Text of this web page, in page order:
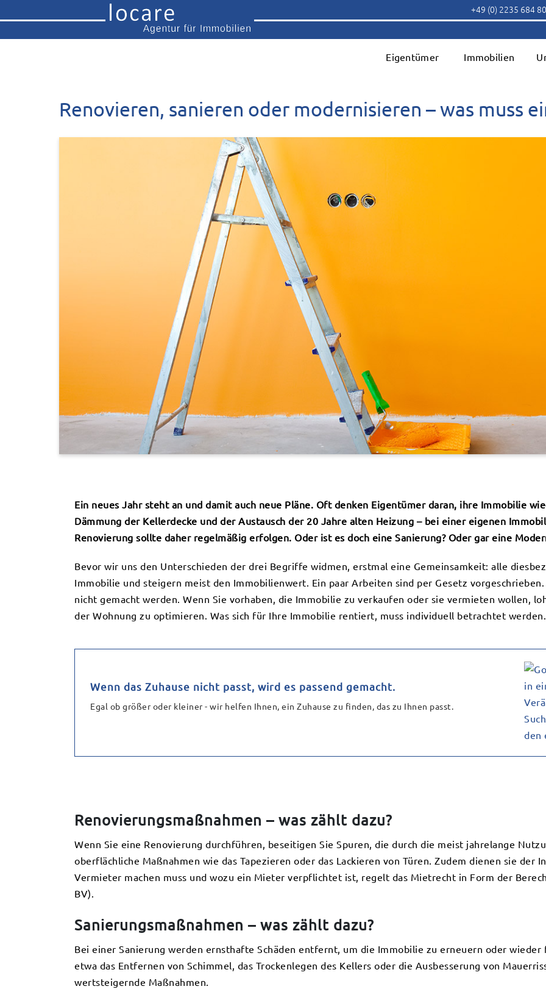
+49 (0) 2235 684
Eigentümer Immobilien
Renovieren, sanieren oder modernisieren – was muss
Ein neues Jahr steht an und damit auch neue Pläne. Oft denken Eigentümer daran, ihre Immobilie
Dämmung der Kellerdecke und der Austausch der 20 Jahre alten Heizung – bei einer eigenen
Renovierung sollte daher regelmäßig erfolgen. Oder ist es doch eine Sanierung? Oder gar eine
Bevor wir uns den Unterschieden der drei Begriffe widmen, erstmal eine Gemeinsamkeit: alle
Immobilie und steigern meist den Immobilienwert. Ein paar Arbeiten sind per Gesetz
nicht gemacht werden. Wenn Sie vorhaben, die Immobilie zu verkaufen oder sie vermieten wollen,
der Wohnung zu optimieren. Was sich für Ihre Immobilie rentiert, muss individuell betrachtet werden.
Wenn das Zuhause nicht passt, wird es passend gemacht.
Egal ob größer oder kleiner - wir helfen Ihnen, ein Zuhause zu finden, das zu Ihnen passt.
Renovierungsmaßnahmen – was zählt dazu?
Wenn Sie eine Renovierung durchführen, beseitigen Sie Spuren, die durch die meist jahrelange
oberflächliche Maßnahmen wie das Tapezieren oder das Lackieren von Türen. Zudem dienen sie der
Vermieter machen muss und wozu ein Mieter verpflichtet ist, regelt das Mietrecht in Form der
BV).
Sanierungsmaßnahmen – was zählt dazu?
Bei einer Sanierung werden ernsthafte Schäden entfernt, um die Immobilie zu erneuern oder wieder
etwa das Entfernen von Schimmel, das Trockenlegen des Kellers oder die Ausbesserung von
wertsteigernde Maßnahmen.